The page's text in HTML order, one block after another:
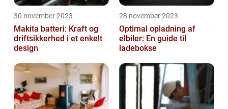
30 november 2023
Makita batteri: Kraft og
driftsikkerhed i et enkelt
design
28 november 2023
Optimal opladning af
elbiler: En guide til
ladebokse